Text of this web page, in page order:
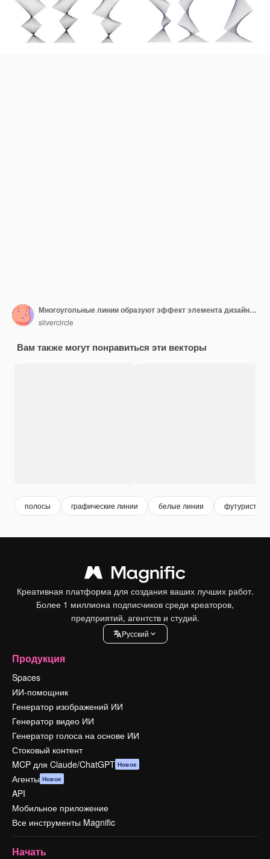
Многоугольные линии образуют эффект элемента дизайна угловой ленты 3d23
silvercircle
Вам также могут понравиться эти векторы
полосы графические линии белые линии
Креативная платформа для создания ваших лучших работ.
Более 1 миллиона подписчиков среди креаторов,
предприятий, агентств и студий.
Pусский
Продукция
Spaces
ИИ-помощник
Генератор изображений ИИ
Генератор видео ИИ
Генератор голоса на основе ИИ
Стоковый контент
MCP для Claude/ChatGPT Новое
Агенты Новое
API
Мобильное приложение
Все инструменты Magnific
Начать